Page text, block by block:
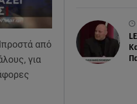
από
για